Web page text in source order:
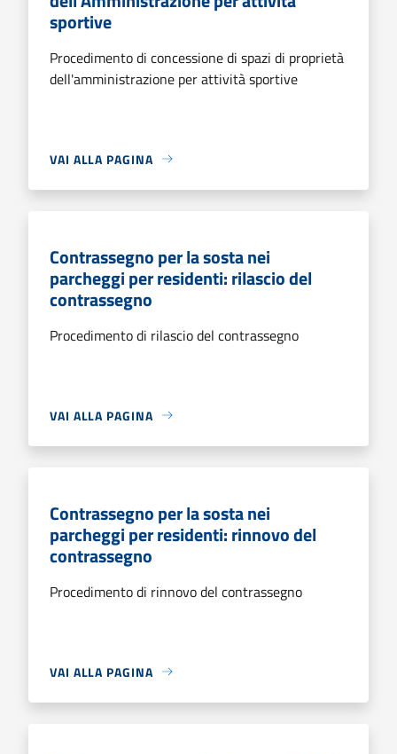
sportive
Procedimento di concessione di spazi di proprietà
dell'amministrazione per attività sportive
VAI ALLA PAGINA
Contrassegno per la sosta nei
parcheggi per residenti: rilascio del
contrassegno
Procedimento di rilascio del contrassegno
VAI ALLA PAGINA
Contrassegno per la sosta nei
parcheggi per residenti: rinnovo del
contrassegno
Procedimento di rinnovo del contrassegno
VAI ALLA PAGINA